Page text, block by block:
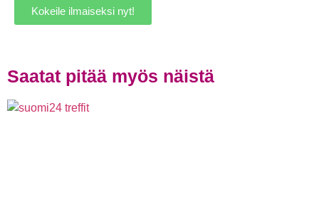
Kokeile ilmaiseksi nyt!
Saatat pitää myös näistä